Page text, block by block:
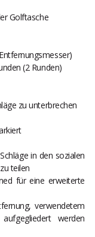
Golftasche
(2 Runden)
zu unterbrechen
in den sozialen
teilen
für eine erweiterte
verwendetem
werden